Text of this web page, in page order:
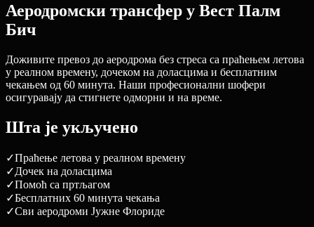
Аеродромски трансфер у Вест Палм
Бич
Доживите превоз до аеродрома без стреса са праћењем летова
у реалном времену, дочеком на доласцима и бесплатним
чекањем од 60 минута. Наши професионални шофери
осигуравају да стигнете одморни и на време.
Шта је укључено
✓Праћење летова у реалном времену
✓Дочек на доласцима
✓Помоћ са пртљагом
✓Бесплатних 60 минута чекања
✓Сви аеродроми Јужне Флориде